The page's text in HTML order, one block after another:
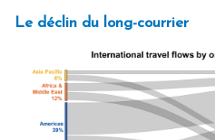
Le déclin du long-courrier